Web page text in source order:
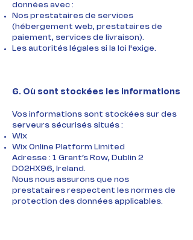
données avec :
Nos prestataires de services
(hébergement web, prestataires de
paiement, services de livraison).
Les autorités légales si la loi l'exige.
6. Où sont stockées les informations
Vos informations sont stockées sur des
serveurs sécurisés situés :
Wix
Wix Online Platform Limited
Adresse : 1 Grant’s Row, Dublin 2
D02HX96, Ireland.
Nous nous assurons que nos
prestataires respectent les normes de
protection des données applicables.